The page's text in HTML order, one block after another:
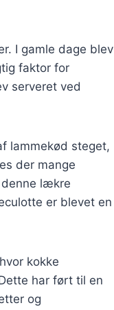
I gamle dage blev
faktor for
serveret ved
lammekød steget,
der mange
lækre
er blevet en
kokke
har ført til en
og